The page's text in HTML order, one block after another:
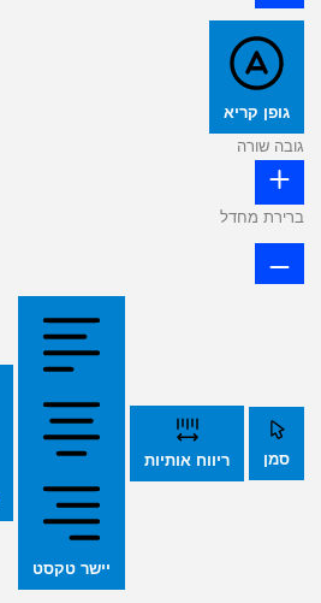
גופן קריא
גובה שורה
ברירת מחדל
סמן ריווח אותיות
יישר טקסט